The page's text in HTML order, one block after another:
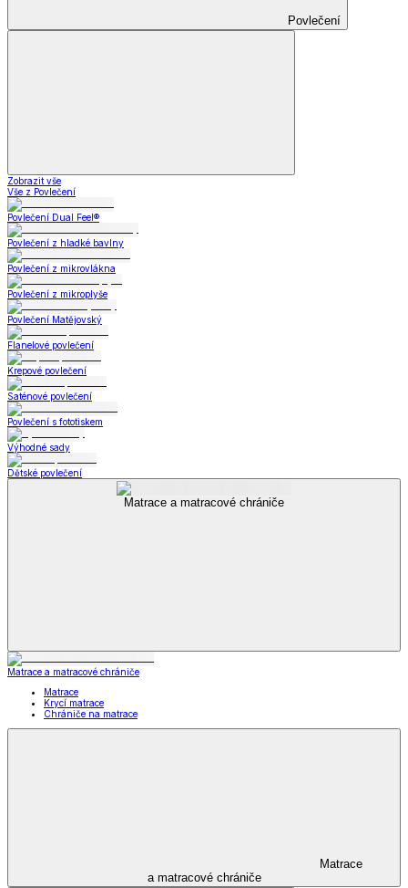
Povlečení
Zobrazit vše
Vše z Povlečení
Povlečení Dual Feel®
Povlečení z hladké bavlny
Povlečení z mikrovlákna
Povlečení z mikroplyše
Povlečení Matějovský
Flanelové povlečení
Krepové povlečení
Saténové povlečení
Povlečení s fototiskem
Výhodné sady
Dětské povlečení
Matrace a matracové chrániče
Matrace a matracové chrániče
Matrace
Krycí matrace
Chrániče na matrace
Matrace
a matracové chrániče